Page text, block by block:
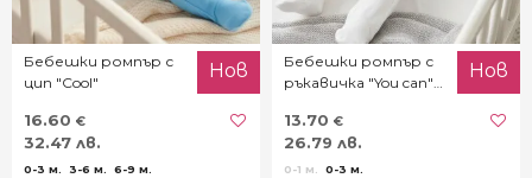
Бебешки ромпър с
цип "Cool"
Нов
16.60 €
32.47 лв.
0-3 м. 3-6 м. 6-9 м.
Бебешки ромпър с
ръкавичка "You can"
Нов
13.70 €
26.79 лв.
0-1 м. 0-3 м.